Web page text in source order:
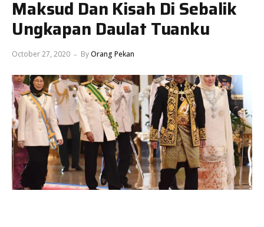
Maksud Dan Kisah Di Sebalik
Ungkapan Daulat Tuanku
October 27, 2020 ByOrang Pekan